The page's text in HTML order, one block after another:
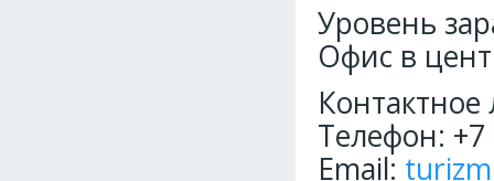
Уровень
Офис в
Телефон: +7
Email: